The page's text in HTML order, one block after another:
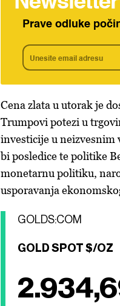
Prave odluke
Cena zlata u utorak je
Trumpovi potezi u
investicije u neizvesnim
bi posledice te politike
monetarnu politiku,
usporavanja
GOLDS:COM
GOLD SPOT $/OZ